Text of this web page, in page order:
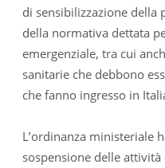
di sensibilizzazione della
della normativa dettata
emergenziale, tra cui
sanitarie che debbono
che fanno ingresso in
L’ordinanza ministeriale
sospensione delle attività